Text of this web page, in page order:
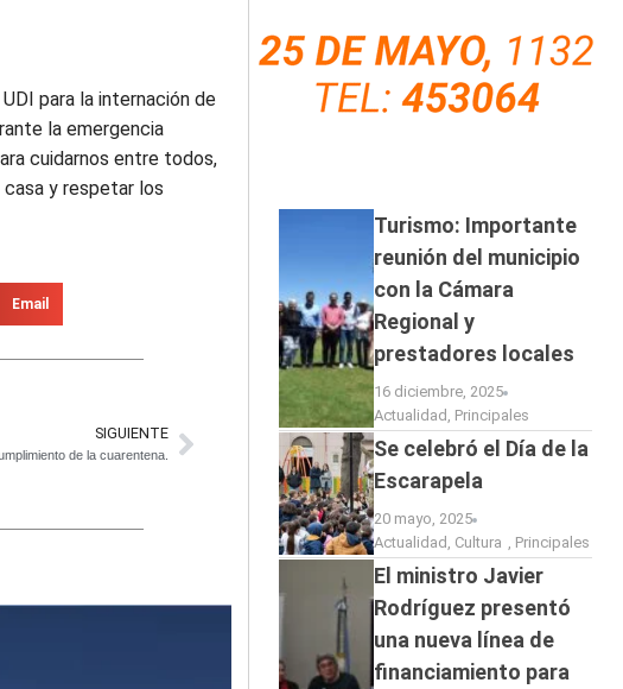
para la internación de
la emergencia
cuidarnos entre todos,
y respetar los
Email
SIGUIENTE
de la cuarentena.
Turismo: Importante
reunión del municipio
con la Cámara
Regional y
prestadores locales
16 diciembre, 2025
Actualidad , Principales
Se celebró el Día de la
Escarapela
20 mayo, 2025
Actualidad , Cultura , Principales
El ministro Javier
Rodríguez presentó
una nueva línea de
financiamiento para